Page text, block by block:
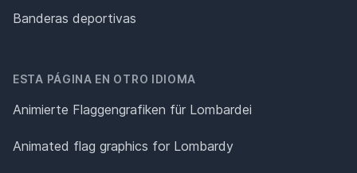
Banderas deportivas
ESTA PÁGINA EN OTRO IDIOMA
Animierte Flaggengrafiken für Lombardei
Animated flag graphics for Lombardy